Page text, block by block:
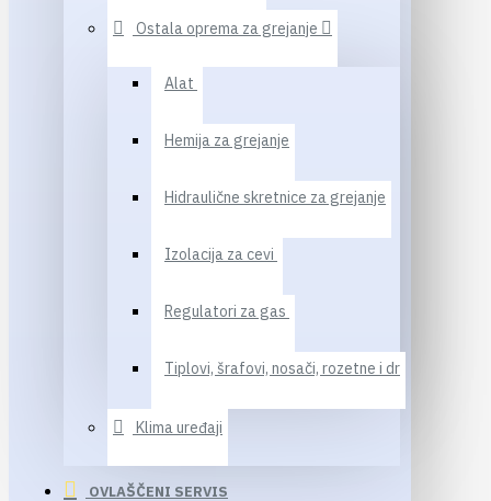
Ostala oprema za grejanje
Alat
Hemija za grejanje
Hidraulične skretnice za grejanje
Izolacija za cevi
Regulatori za gas
Tiplovi, šrafovi, nosači, rozetne i dr
Klima uređaji
OVLAŠČENI SERVIS